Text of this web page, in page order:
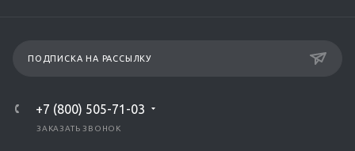
ПОДПИСКА НА РАССЫЛКУ
+7 (800) 505-71-03
ЗАКАЗАТЬ ЗВОНОК